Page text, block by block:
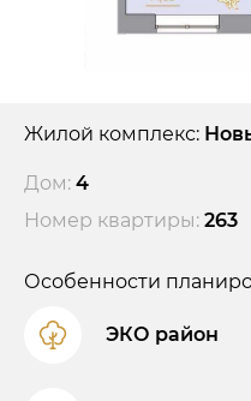
Жилой комплекс:
Дом: 4
Номер квартиры: 263
Особенности
ЭКО район